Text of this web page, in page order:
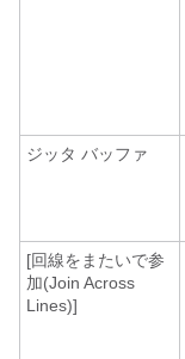
ジッタ バッファ
[回線をまたいで参
加(Join Across
Lines)]